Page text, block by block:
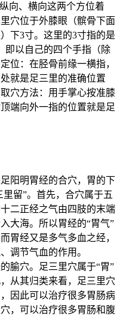
向、横向这两个方位着
穴位于外膝眼（髌骨下面
下3寸。这里的3寸指的是
即以自己的四个手指（除
位：在胫骨前缘一横指，
就是足三里的准确位置
穴方法：用手掌心按准膝
端向外一指的位置就是足
阳明胃经的合穴，胃的下
留”。首先，合穴属于五
二正经之气由四肢的末端
大海。所以胃经的“胃气”
胃经又是多气多血之经，
调节气血的作用。
腧穴。足三里穴属于“胃”
从其归类来看，足三里穴
因此可以治疗很多胃肠病
，可以治疗很多胃肠和腹